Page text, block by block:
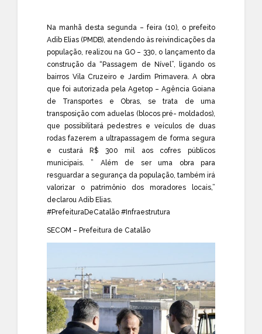
Na manhã desta segunda – feira (10), o prefeito
Adib Elias (PMDB), atendendo às reivindicações da
população, realizou na GO – 330, o lançamento da
construção da “Passagem de Nível”, ligando os
bairros Vila Cruzeiro e Jardim Primavera. A obra
que foi autorizada pela Agetop – Agência Goiana
de Transportes e Obras, se trata de uma
transposição com aduelas (blocos pré- moldados),
que possibilitará pedestres e veículos de duas
rodas fazerem a ultrapassagem de forma segura
e custará R$ 300 mil aos cofres públicos
municipais. ” Além de ser uma obra para
resguardar a segurança da população, também irá
valorizar o patrimônio dos moradores locais,”
declarou Adib Elias.
#PrefeituraDeCatalão #Infraestrutura
SECOM – Prefeitura de Catalão